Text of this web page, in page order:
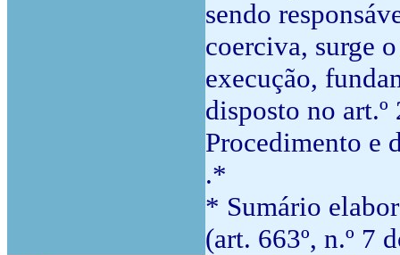
sendo
coerciva, surge
execução,
disposto no
Procedimento e
.*
* Sumário
(art. 663º, n.º 7